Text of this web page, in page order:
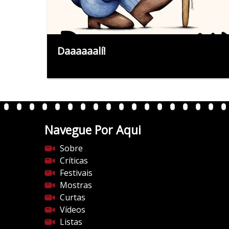
Daaaaaalí!
Navegue Por Aqui
Sobre
Críticas
Festivais
Mostras
Curtas
Vídeos
Listas